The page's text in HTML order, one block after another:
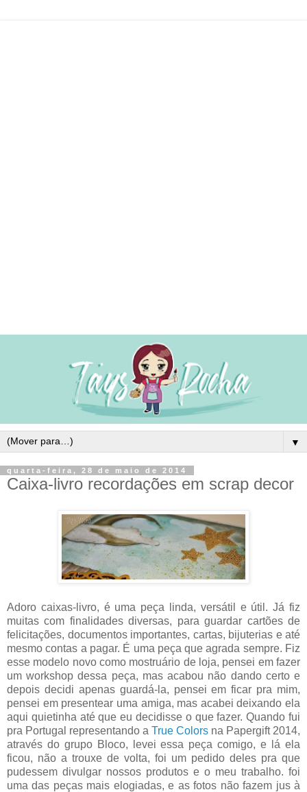
▼
quarta-feira, 28 de maio de 2014
Caixa-livro recordações em scrap decor
Adoro caixas-livro, é uma peça linda, versátil e útil. Já fiz
muitas com finalidades diversas, para guardar cartões de
felicitações, documentos importantes, cartas, bijuterias e até
mesmo contas a pagar. É uma peça que agrada sempre. Fiz
esse modelo novo como mostruário de loja, pensei em fazer
um workshop dessa peça, mas acabou não dando certo e
depois decidi apenas guardá-la, pensei em ficar pra mim,
pensei em presentear uma amiga, mas acabei deixando ela
aqui quietinha até que eu decidisse o que fazer. Quando fui
pra Portugal representando a True Colors na Papergift 2014,
através do grupo Bloco, levei essa peça comigo, e lá ela
ficou, não a trouxe de volta, foi um pedido deles pra que
pudessem divulgar nossos produtos e o meu trabalho. foi
uma das peças mais elogiadas, e as fotos não fazem jus à